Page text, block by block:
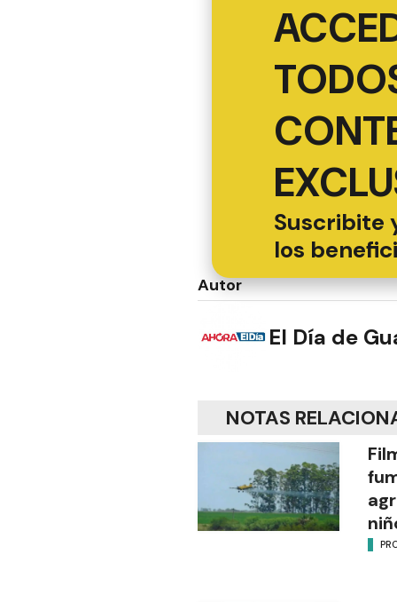
Suscribite
los
Autor
El Día de
NOTAS